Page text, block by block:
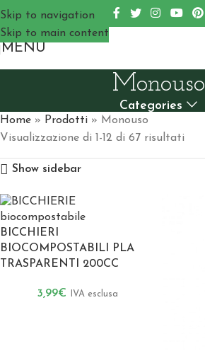
Skip to navigation
Skip to main content
MENU
Monouso
Categories
Home » Prodotti » Monouso
Visualizzazione di 1-12 di 67 risultati
Show sidebar
BICCHIERI
BIOCOMPOSTABILI PLA
TRASPARENTI 200CC
3,99€ IVA esclusa